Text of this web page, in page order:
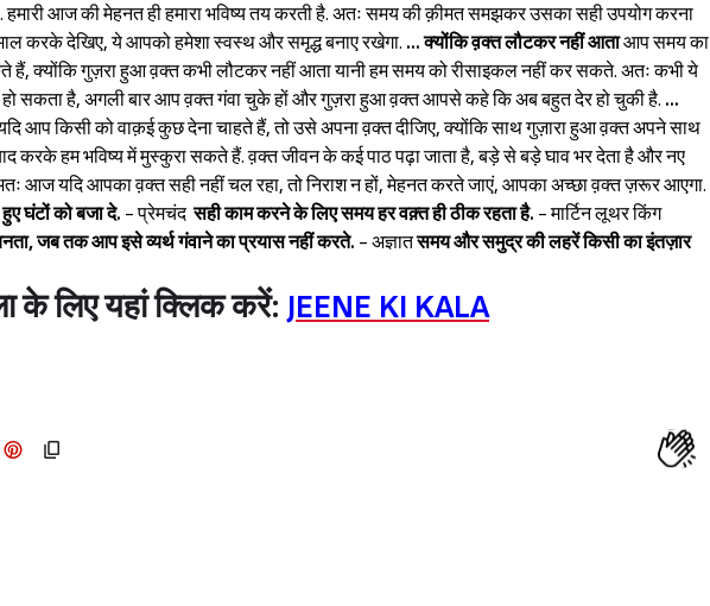
हमारी आज की मेहनत ही हमारा भविष्य तय करती है. अतः समय की क़ीमत समझकर उसका सही उपयोग करना
करके देखिए, ये आपको हमेशा स्वस्थ और समृद्ध बनाए रखेगा. ... क्योंकि व़क्त लौटकर नहीं आताआप समय का
हैं, क्योंकि गुज़रा हुआ व़क्त कभी लौटकर नहीं आता यानी हम समय को रीसाइकल नहीं कर सकते. अतः कभी ये
सकता है, अगली बार आप व़क्त गंवा चुके हों और गुज़रा हुआ व़क्त आपसे कहे कि अब बहुत देर हो चुकी है. ...
आप किसी को वाक़ई कुछ देना चाहते हैं, तो उसे अपना व़क्त दीजिए, क्योंकि साथ गुज़ारा हुआ व़क्त अपने साथ
करके हम भविष्य में मुस्कुरा सकते हैं. व़क्त जीवन के कई पाठ पढ़ा जाता है, बड़े से बड़े घाव भर देता है और नए
आज यदि आपका व़क्त सही नहीं चल रहा, तो निराश न हों, मेहनत करते जाएं, आपका अच्छा व़क्त ज़रूर आएगा.
घंटों को बजा दे. - प्रेमचंद सही काम करने के लिए समय हर वक़्त ही ठीक रहता है. - मार्टिन लूथर किंग
जब तक आप इसे व्यर्थ गंवाने का प्रयास नहीं करते. - अज्ञातसमय और समुद्र की लहरें किसी का इंतज़ार
के लिए यहां क्लिक करें: JEENE KI KALA